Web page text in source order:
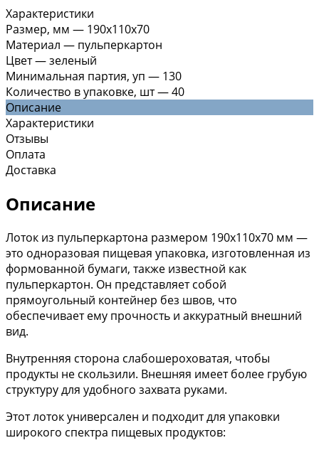
Характеристики
Размер, мм — 190х110х70
Материал — пульперкартон
Цвет—зеленый
Минимальная партия, уп — 130
Количество в упаковке, шт—40
Описание
Характеристики
Отзывы
Оплата
Доставка
Описание
Лоток из пульперкартона размером 190х110х70 мм —
это одноразовая пищевая упаковка, изготовленная из
формованной бумаги, также известной как
пульперкартон. Он представляет собой
прямоугольный контейнер без швов, что
обеспечивает ему прочность и аккуратный внешний
вид.
Внутренняя сторона слабошероховатая, чтобы
продукты не скользили. Внешняя имеет более грубую
структуру для удобного захвата руками.
Этот лоток универсален и подходит для упаковки
широкого спектра пищевых продуктов: